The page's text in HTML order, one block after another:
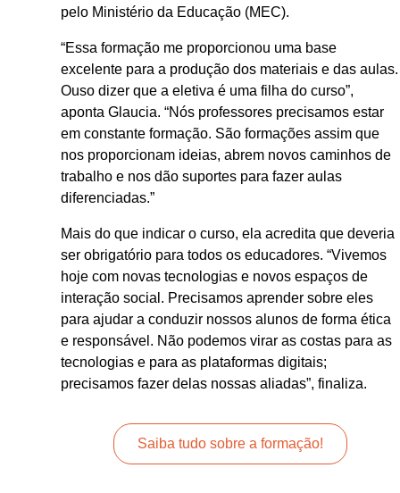
pelo Ministério da Educação (MEC).
“Essa formação me proporcionou uma base
excelente para a produção dos materiais e das aulas.
Ouso dizer que a eletiva é uma filha do curso”,
aponta Glaucia. “Nós professores precisamos estar
em constante formação. São formações assim que
nos proporcionam ideias, abrem novos caminhos de
trabalho e nos dão suportes para fazer aulas
diferenciadas.”
Mais do que indicar o curso, ela acredita que deveria
ser obrigatório para todos os educadores. “Vivemos
hoje com novas tecnologias e novos espaços de
interação social. Precisamos aprender sobre eles
para ajudar a conduzir nossos alunos de forma ética
e responsável. Não podemos virar as costas para as
tecnologias e para as plataformas digitais;
precisamos fazer delas nossas aliadas”, finaliza.
Saiba tudo sobre a formação!